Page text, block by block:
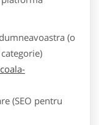
(o
(SEO pentru